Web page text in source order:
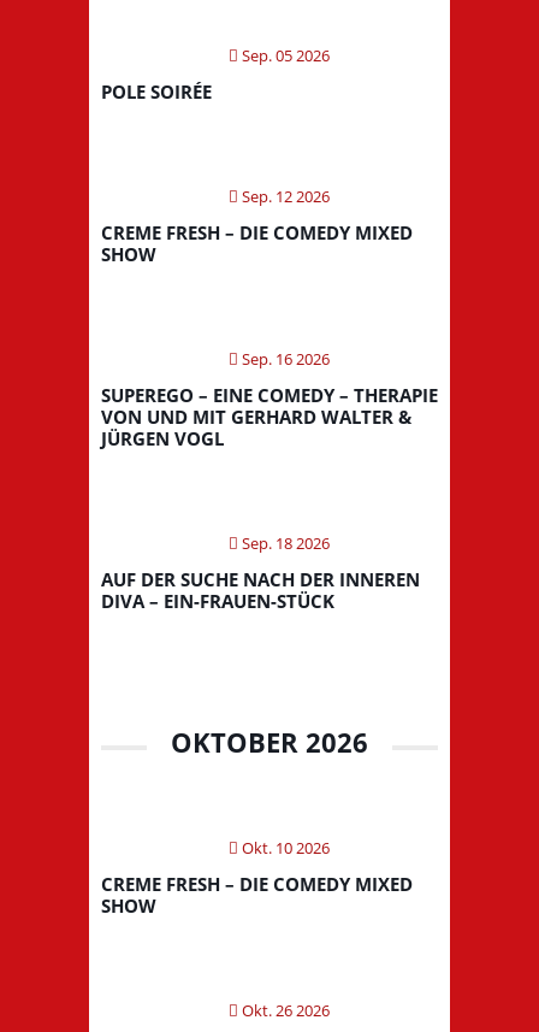
Sep. 05 2026
POLE SOIRÉE
Sep. 12 2026
CREME FRESH – DIE COMEDY MIXED
SHOW
Sep. 16 2026
SUPEREGO – EINE COMEDY – THERAPIE
VON UND MIT GERHARD WALTER &
JÜRGEN VOGL
Sep. 18 2026
AUF DER SUCHE NACH DER INNEREN
DIVA – EIN-FRAUEN-STÜCK
OKTOBER 2026
Okt. 10 2026
CREME FRESH – DIE COMEDY MIXED
SHOW
Okt. 26 2026